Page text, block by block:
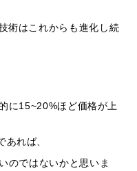
術はこれからも進化し続
に15~20%ほど価格が上
れば、
のではないかと思いま